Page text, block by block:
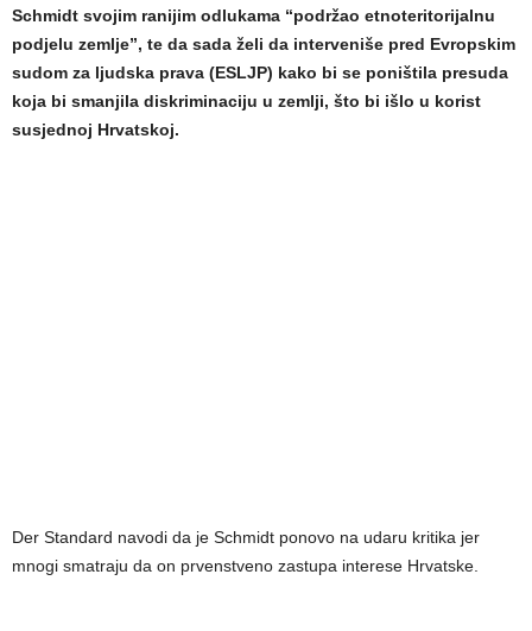
Schmidt svojim ranijim odlukama “podržao etnoteritorijalnu
podjelu zemlje”, te da sada želi da interveniše pred Evropskim
sudom za ljudska prava (ESLJP) kako bi se poništila presuda
koja bi smanjila diskriminaciju u zemlji, što bi išlo u korist
susjednoj Hrvatskoj.
Der Standard navodi da je Schmidt ponovo na udaru kritika jer
mnogi smatraju da on prvenstveno zastupa interese Hrvatske.